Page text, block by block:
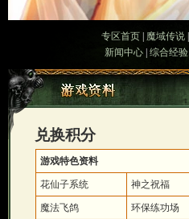
专区首页| 魔域传说|
新闻中心 综合经验
兑换积分
游戏特色资料
花仙子系统 神之祝福
魔法飞鸽 环保练功场